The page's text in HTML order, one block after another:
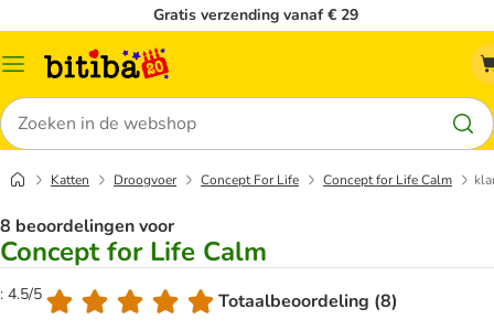
Gratis verzending vanaf € 29
Catalogusmenu
Zoeken
Katten Droogvoer Concept For Life Concept for Life Calm
8 beoordelingen voor
Concept for Life Calm
: 4.5/5 Totaalbeoordeling (8)